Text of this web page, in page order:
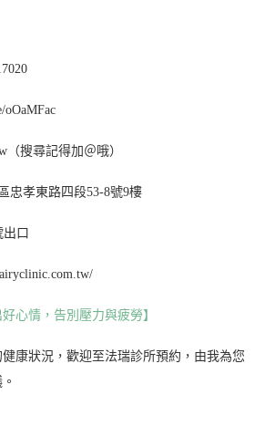
oOaMFac
（搜尋記得加＠哦）
忠孝東路四段53-8號9樓
出口
心情，告別壓力與疲勞】
康狀況，歡迎至法瑞診所預約，由我為您